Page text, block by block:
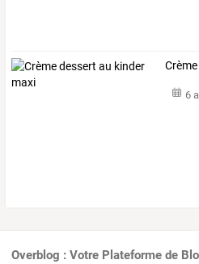
6
Overblog : Votre Plateforme de